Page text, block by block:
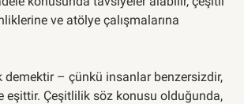
ve atölye çalışmalarına
demektir – çünkü insanlar benzersizdir,
eşittir. Çeşitlilik söz konusu olduğunda,